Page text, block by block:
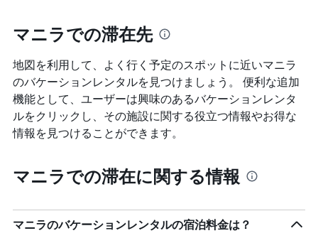
し
い
ま
す
表
の
Y
軸
は、
室
の
マニラでの滞在先
地図を利用して、よく行く予定のスポットに近いマニラ
のバケーションレンタルを見つけましょう。 便利な追加
機能として、ユーザーは興味のあるバケーションレンタ
ルをクリックし、その施設に関する役立つ情報やお得な
情報を見つけることができます。
マニラでの滞在に関する情報
マニラのバケーションレンタルの宿泊料金は？